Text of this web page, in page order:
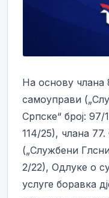
На основу члана
самоуправи
Српске“ број: 97/
114/25), члана
(„Службени
2/22), Одлуке о
услуге боравка